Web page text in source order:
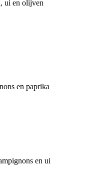
ui en olijven
en paprika
en ui